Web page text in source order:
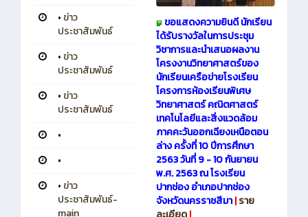
• ข่าว
ประชาสัมพันธ์
• ข่าว
ประชาสัมพันธ์
• ข่าว
ประชาสัมพันธ์
•
•
• ข่าว
ประชาสัมพันธ์-
main
ขอแสดงความยินดี นักเรียน
ได้รับรางวัลในการประชุม
วิชาการและนำเสนอผลงาน
โครงงานวิทยาศาสตร์ของ
นักเรียนเครือข่ายโรงเรียน
โครงการห้องเรียนพิเศษ
วิทยาศาสตร์ คณิตศาสตร์
เทคโนโลยีและสิ่งแวดล้อม
ภาคคะวันออกเฉียงเหนือตอน
ล่าง ครั้งที่ 10 ปีการศึกษา
2563 วันที่ 9 - 10 กันยายน
พ.ศ. 2563 ณ โรงเรียน
ปากช่อง อำเภอปากช่อง
จังหวัดนครราชสีมา|ราย